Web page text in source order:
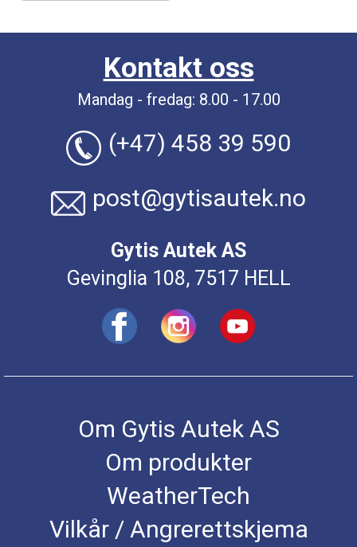
Kontakt oss
Mandag - fredag: 8.00 - 17.00
(+47) 458 39 590
post@gytisautek.no
Gytis Autek AS
Gevinglia 108, 7517 HELL
Om Gytis Autek AS
Om produkter
WeatherTech
Vilkår / Angrerettskjema